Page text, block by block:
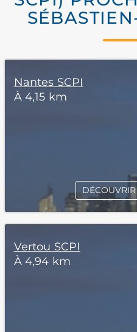
Nantes SCPI
À 4,15 km
Vertou SCPI
À 4,94 km